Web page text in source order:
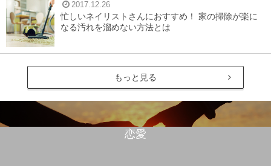
2017.12.26
忙しいネイリストさんにおすすめ！ 家の掃除が楽に
なる汚れを溜めない方法とは
もっと見る
恋愛